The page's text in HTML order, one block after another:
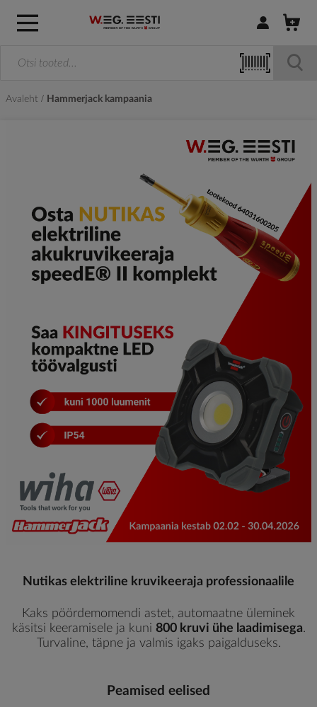
Logi sisse /
Avaleht Hammerjack kampaania
Nutikas elektriline kruvikeeraja professionaalile
Kaks pöördemomendi astet, automaatne üleminek
käsitsi keeramisele ja kuni 800 kruvi ühe laadimisega.
Turvaline, täpne ja valmis igaks paigalduseks.
Peamised eelised